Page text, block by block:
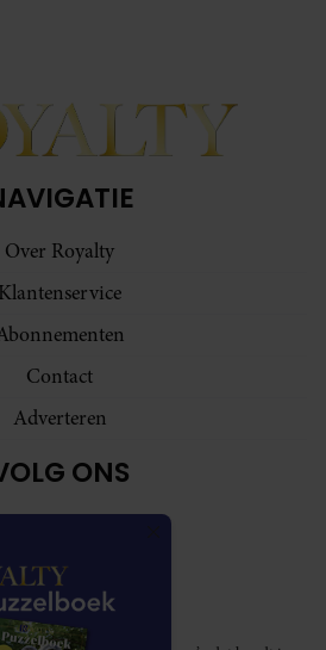
Over Royalty
Klantenservice
Contact
Adverteren
ONS